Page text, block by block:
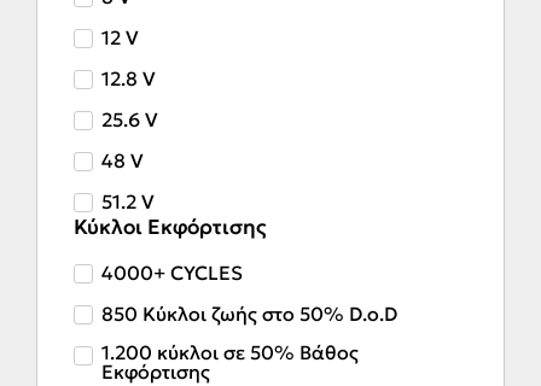
12 V
12.8 V
25.6 V
48 V
51.2 V
Κύκλοι Εκφόρτισης
4000+ CYCLES
850 Κύκλοι ζωής στο 50% D.o.D
1.200 κύκλοι σε 50% Βάθος
Εκφόρτισης